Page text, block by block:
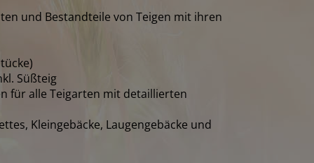
und Bestandteile von Teigen mit ihren
Süßteig
für alle Teigarten mit detaillierten
Kleingebäcke, Laugengebäcke und